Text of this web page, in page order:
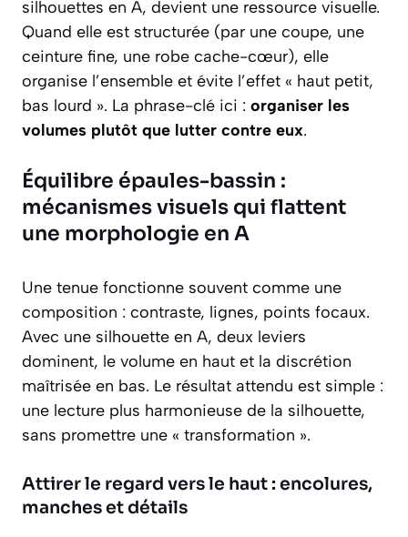
silhouettes en A, devient une ressource visuelle.
Quand elle est structurée (par une coupe, une
ceinture fine, une robe cache-cœur), elle
organise l’ensemble et évite l’effet « haut petit,
bas lourd ». La phrase-clé ici : organiser les
volumes plutôt que lutter contre eux.
Équilibre épaules-bassin :
mécanismes visuels qui flattent
une morphologie en A
Une tenue fonctionne souvent comme une
composition : contraste, lignes, points focaux.
Avec une silhouette en A, deux leviers
dominent, le volume en haut et la discrétion
maîtrisée en bas. Le résultat attendu est simple :
une lecture plus harmonieuse de la silhouette,
sans promettre une « transformation ».
Attirer le regard vers le haut : encolures,
manches et détails